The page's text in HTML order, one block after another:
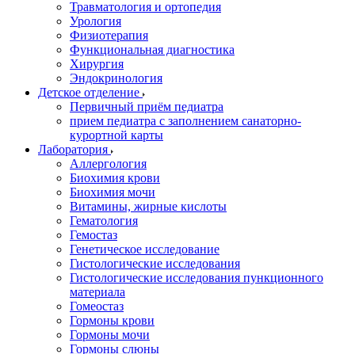
Травматология и ортопедия
Урология
Физиотерапия
Функциональная диагностика
Хирургия
Эндокринология
Детское отделение
Первичный приём педиатра
прием педиатра с заполнением санаторно-
курортной карты
Лаборатория
Аллергология
Биохимия крови
Биохимия мочи
Витамины, жирные кислоты
Гематология
Гемостаз
Генетическое исследование
Гистологические исследования
Гистологические исследования пункционного
материала
Гомеостаз
Гормоны крови
Гормоны мочи
Гормоны слюны